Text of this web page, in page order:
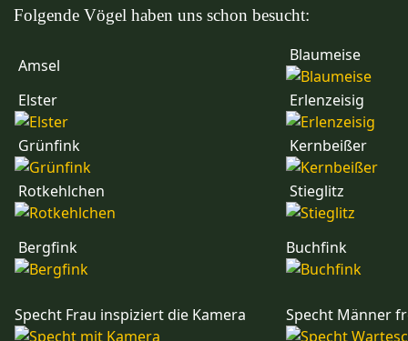
Folgende Vögel haben uns schon besucht:
Amsel
Blaumeise
Elster Erlenzeisig
Grünfink Kernbeißer
Rotkehlchen Stieglitz
Bergfink Buchfink
Specht Frau inspiziert die Kamera Specht Männer